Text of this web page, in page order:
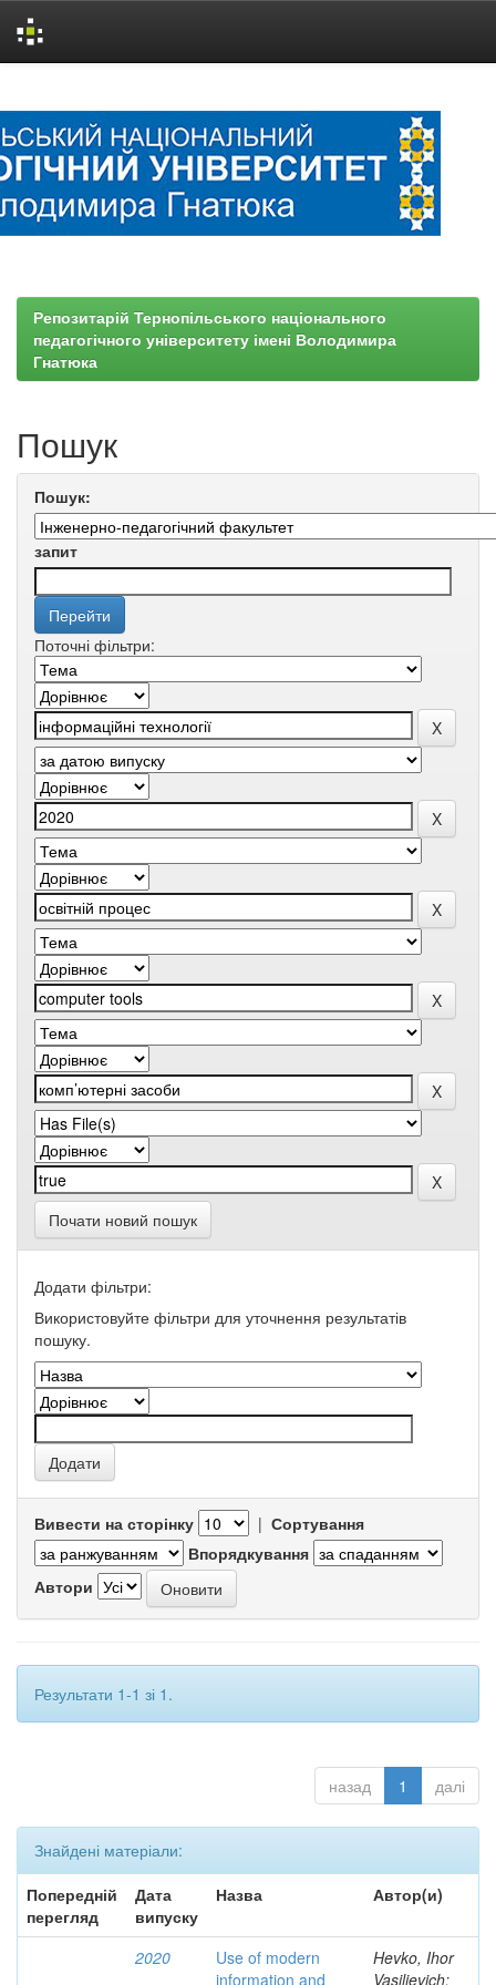
Репозитарій Тернопільського національного
педагогічного університету імені Володимира
Гнатюка
Пошук
Пошук:
запит
Поточні фільтри:
Почати новий пошук
Додати фільтри:
Використовуйте фільтри для уточнення результатів
пошуку.
Вивести на сторінку | Сортування
Впорядкування
Автори
Результати 1-1 зі 1.
назад 1 далі
Знайдені матеріали:
Попередній
перегляд
Дата
випуску
Назва Автор(и)
2020
Use of modern
information and
Hevko, Ihor
Vasilievich;